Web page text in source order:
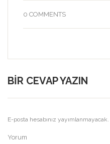
0 COMMENTS
BIR CEVAP YAZIN
E-posta hesabınız yayımlanmayacak.
Yorum